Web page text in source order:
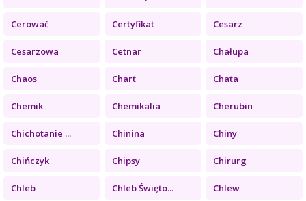
Cerować Certyfikat Cesarz
Cesarzowa Cetnar Chałupa
Chaos Chart Chata
Chemik Chemikalia Cherubin
Chichotanie ... Chinina Chiny
Chińczyk Chipsy Chirurg
Chleb Chleb Święto... Chlew